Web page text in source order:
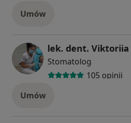
Umów
lek. dent.
Stomatolog
105 opinii
Umów